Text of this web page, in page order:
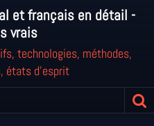
et français en détail -
vrais
technologies, méthodes,
états d'esprit